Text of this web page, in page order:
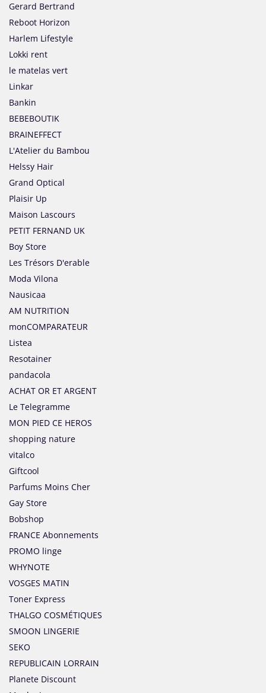
Gerard Bertrand
Reboot Horizon
Harlem Lifestyle
Lokki rent
le matelas vert
Linkar
Bankin
BEBEBOUTIK
BRAINEFFECT
L'Atelier du Bambou
Helssy Hair
Grand Optical
Plaisir Up
Maison Lascours
PETIT FERNAND UK
Boy Store
Les Trésors D'erable
Moda Vilona
Nausicaa
AM NUTRITION
monCOMPARATEUR
Listea
Resotainer
pandacola
ACHAT OR ET ARGENT
Le Telegramme
MON PIED CE HEROS
shopping nature
vitalco
Giftcool
Parfums Moins Cher
Gay Store
Bobshop
FRANCE Abonnements
PROMO linge
WHYNOTE
VOSGES MATIN
Toner Express
THALGO COSMÉTIQUES
SMOON LINGERIE
SEKO
REPUBLICAIN LORRAIN
Planete Discount